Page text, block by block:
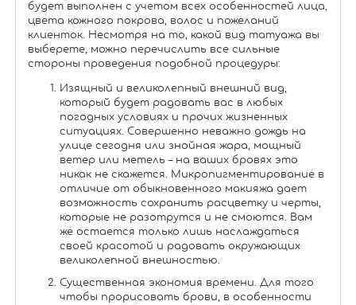
будет выполнен с учетом всех особенностей лица,
цвета кожного покрова, волос и пожеланий
клиенток. Несмотря на то, какой вид татуажа вы
выберете, можно перечислить все сильные
стороны проведения подобной процедуры:
Изящный и великолепный внешний вид,
который будет радовать вас в любых
погодных условиях и прочих жизненных
ситуациях. Совершенно неважно дождь на
улице сегодня или знойная жара, мощный
ветер или метель – на ваших бровях это
никак не скажется. Микропигментирование в
отличие от обыкновенного макияжа дает
возможность сохранить расцветку и черты,
которые не разотрутся и не смоются. Вам
же остается только лишь наслаждаться
своей красотой и радовать окружающих
великолепной внешностью.
Существенная экономия времени. Для того
чтобы прорисовать брови, в особенности